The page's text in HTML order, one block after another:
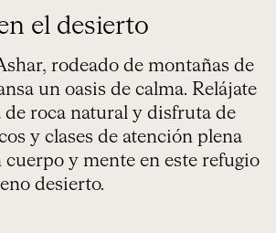
el desierto
rodeado de montañas de
un oasis de calma. Relájate
de roca natural y disfruta de
y clases de atención plena
y mente en este refugio
desierto.